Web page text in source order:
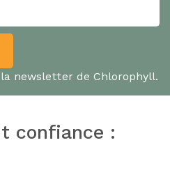
newsletter de Chlorophyll.
confiance :